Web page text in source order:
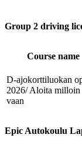
Group 2 driving
Course name
D-ajokorttiluokan
2026/ Aloita milloin
vaan
Epic Autokoulu